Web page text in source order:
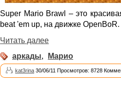
Super Mario Brawl – это
beat 'em up, на движке OpenBoR.
Читать далее
аркады, Марио
kat3rina 30/06/11 Просмотров: 8728